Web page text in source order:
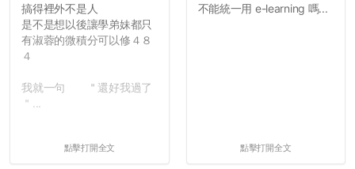
搞得裡外不是人
是不是想以後讓學弟妹都只
有淑蓉的微積分可以修４８
４
我就一句 ＂還好我過了
＂...
點擊打開全文
不能統一用 e-learning 嗎...
點擊打開全文